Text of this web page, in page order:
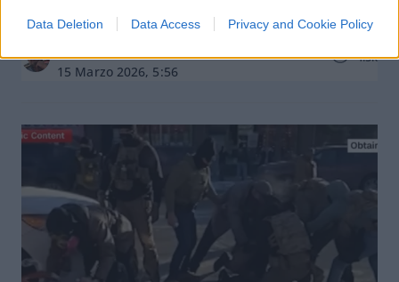
Data Deletion Data Access Privacy and Cookie Policy
diRoberto Ezio Pozzo
15 Marzo 2026, 5:56
4.5k